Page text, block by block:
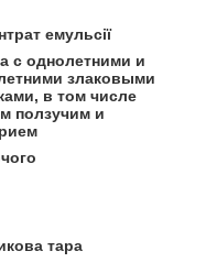
емульсії
с однолетними и
злаковыми
в том числе
ползучим и
тара